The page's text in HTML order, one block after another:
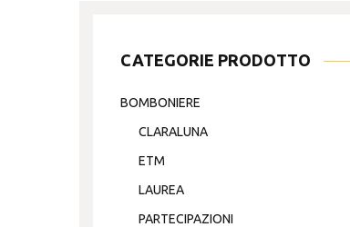
CATEGORIE PRODOTTO
BOMBONIERE
CLARALUNA
ETM
LAUREA
PARTECIPAZIONI